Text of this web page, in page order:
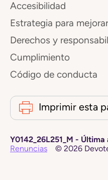
Accesibilidad
Estrategia para
Derechos y
Cumplimiento
Código de conducta
Imprimir esta
Y0142_26L251_M - Última
Renuncias
© 2026